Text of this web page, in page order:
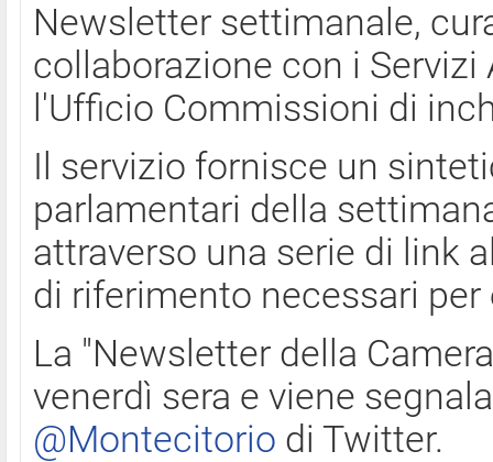
Newsletter settimanale,
collaborazione con i
l'Ufficio Commissioni di
Il servizio fornisce un
parlamentari della
attraverso una serie di link
di riferimento necessari
La "Newsletter della
venerdì sera e viene
@Montecitorio di Twitter.